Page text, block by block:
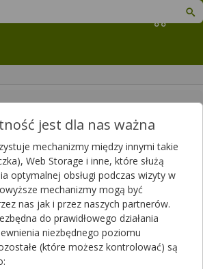
Koszyk
BABY &
Drukuj/Zapisz
jest dla nas ważna
mechanizmy między innymi takie
Web Storage i inne, które służą
optymalnej obsługi podczas wizyty w
mechanizmy mogą być
nas jak i przez naszych partnerów.
do prawidłowego działania
niezbędnego poziomu
(które możesz kontrolować) są